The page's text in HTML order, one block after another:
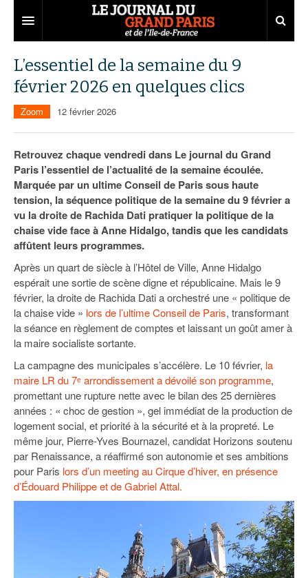
Territoires
Aménagement
Institutions
Services urbains
Entreprises
Emploi
Attractivité
Innovation
Transport
Marchés publics
75
77
78
92
93
95
Carnet
Nominations
Portraits
Agenda
Les Assises du Grand Paris
Éditions précédentes
Le podcast
Ecouter les épisodes
Lire les résumés
L’essentiel de la semaine du 9
février 2026 en quelques clics
Zoom 12 février 2026
Retrouvez chaque vendredi dans Le journal du Grand
Paris l’essentiel de l’actualité de la semaine écoulée.
Marquée par un ultime Conseil de Paris sous haute
tension, la séquence politique de la semaine du 9 février a
vu la droite de Rachida Dati pratiquer la politique de la
chaise vide face à Anne Hidalgo, tandis que les candidats
affûtent leurs programmes.
Après un quart de siècle à l’Hôtel de Ville, Anne Hidalgo
espérait une sortie de scène digne et républicaine. Mais le 9
février, la droite de Rachida Dati a orchestré une « politique de
la chaise vide » lors de l’ultime Conseil de Paris, transformant
la séance en règlement de comptes et laissant un goût amer à
la maire socialiste sortante.
La campagne des municipales s’accélère. Le 10 février, la
maire LR du 7ᵉ arrondissement a dévoilé son programme,
promettant une rupture nette avec le bilan des 25 dernières
années : « choc de gestion », gel immédiat de la production de
logement social, et priorité à la sécurité et à la propreté. Le
même jour, Pierre-Yves Bournazel, candidat Horizons soutenu
par Renaissance, a réaffirmé son autonomie et ses ambitions
pour Paris lors d’un meeting au Cirque d’hiver, en présence
d’Édouard Philippe et de Gabriel Attal.